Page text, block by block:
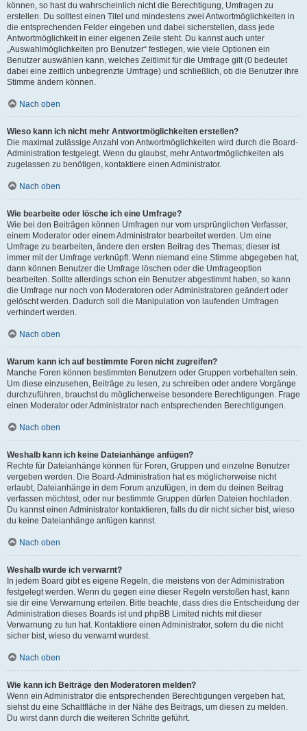
können, so hast du wahrscheinlich nicht die Berechtigung, Umfragen zu
erstellen. Du solltest einen Titel und mindestens zwei Antwortmöglichkeiten in
die entsprechenden Felder eingeben und dabei sicherstellen, dass jede
Antwortmöglichkeit in einer eigenen Zeile steht. Du kannst auch unter
„Auswahlmöglichkeiten pro Benutzer“ festlegen, wie viele Optionen ein
Benutzer auswählen kann, welches Zeitlimit für die Umfrage gilt (0 bedeutet
dabei eine zeitlich unbegrenzte Umfrage) und schließlich, ob die Benutzer ihre
Stimme ändern können.
Nach oben
Wieso kann ich nicht mehr Antwortmöglichkeiten erstellen?
Die maximal zulässige Anzahl von Antwortmöglichkeiten wird durch die Board-
Administration festgelegt. Wenn du glaubst, mehr Antwortmöglichkeiten als
zugelassen zu benötigen, kontaktiere einen Administrator.
Nach oben
Wie bearbeite oder lösche ich eine Umfrage?
Wie bei den Beiträgen können Umfragen nur vom ursprünglichen Verfasser,
einem Moderator oder einem Administrator bearbeitet werden. Um eine
Umfrage zu bearbeiten, ändere den ersten Beitrag des Themas; dieser ist
immer mit der Umfrage verknüpft. Wenn niemand eine Stimme abgegeben hat,
dann können Benutzer die Umfrage löschen oder die Umfrageoption
bearbeiten. Sollte allerdings schon ein Benutzer abgestimmt haben, so kann
die Umfrage nur noch von Moderatoren oder Administratoren geändert oder
gelöscht werden. Dadurch soll die Manipulation von laufenden Umfragen
verhindert werden.
Nach oben
Warum kann ich auf bestimmte Foren nicht zugreifen?
Manche Foren können bestimmten Benutzern oder Gruppen vorbehalten sein.
Um diese einzusehen, Beiträge zu lesen, zu schreiben oder andere Vorgänge
durchzuführen, brauchst du möglicherweise besondere Berechtigungen. Frage
einen Moderator oder Administrator nach entsprechenden Berechtigungen.
Nach oben
Weshalb kann ich keine Dateianhänge anfügen?
Rechte für Dateianhänge können für Foren, Gruppen und einzelne Benutzer
vergeben werden. Die Board-Administration hat es möglicherweise nicht
erlaubt, Dateianhänge in dem Forum anzufügen, in dem du deinen Beitrag
verfassen möchtest, oder nur bestimmte Gruppen dürfen Dateien hochladen.
Du kannst einen Administrator kontaktieren, falls du dir nicht sicher bist, wieso
du keine Dateianhänge anfügen kannst.
Nach oben
Weshalb wurde ich verwarnt?
In jedem Board gibt es eigene Regeln, die meistens von der Administration
festgelegt werden. Wenn du gegen eine dieser Regeln verstoßen hast, kann
sie dir eine Verwarnung erteilen. Bitte beachte, dass dies die Entscheidung der
Administration dieses Boards ist und phpBB Limited nichts mit dieser
Verwarnung zu tun hat. Kontaktiere einen Administrator, sofern du die nicht
sicher bist, wieso du verwarnt wurdest.
Nach oben
Wie kann ich Beiträge den Moderatoren melden?
Wenn ein Administrator die entsprechenden Berechtigungen vergeben hat,
siehst du eine Schaltfläche in der Nähe des Beitrags, um diesen zu melden.
Du wirst dann durch die weiteren Schritte geführt.